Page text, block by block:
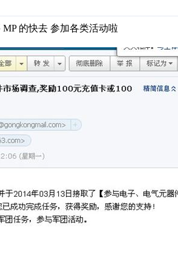
的快去 参加各类活动啦